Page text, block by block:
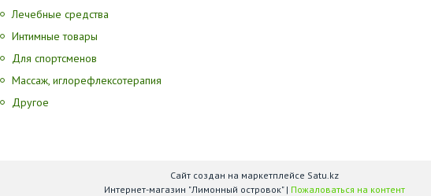
Лечебные средства
Интимные товары
Для спортсменов
Массаж, иглорефлексотерапия
Другое
Сайт создан на маркетплейсе Satu.kz
Интернет-магазин "Лимонный островок" | Пожаловаться на контент